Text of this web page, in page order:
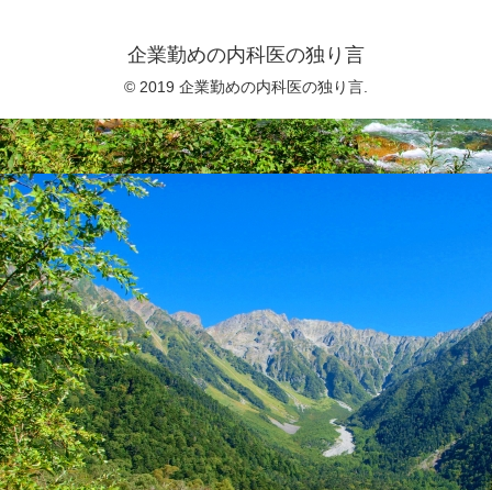
企業勤めの内科医の独り言
© 2019 企業勤めの内科医の独り言.